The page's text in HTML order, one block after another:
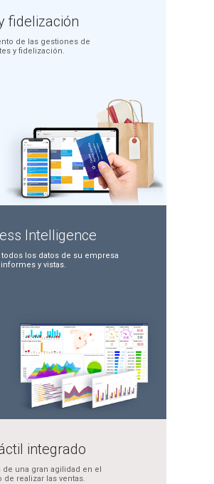
fidelización
de las gestiones de
y fidelización.
Intelligence
los datos de su empresa
informes y vistas.
integrado
de una gran agilidad en el
de realizar las ventas.